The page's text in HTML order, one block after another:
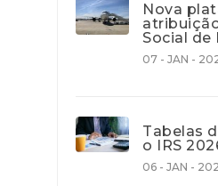
Nova
Social
07 - JAN -
Tabelas
o IRS
06 - JAN -